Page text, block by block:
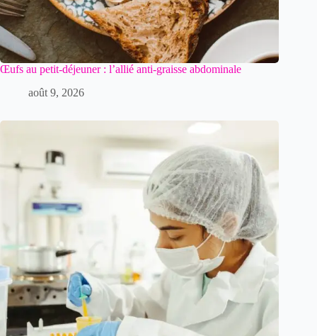
Œufs au petit-déjeuner : l’allié anti-graisse abdominale
août 9, 2026